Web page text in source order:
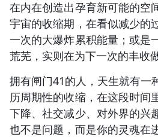
在内在创造出孕育新可能的空
宇宙的收缩期，在看似减少的
一次的大爆炸累积能量；或是
荒芜，实则在为下一次的丰收
拥有闸门41的人，天生就有一
历周期性的收缩，在这段时间
下降、社交减少、对外界的兴
也不是问题，而是你的灵魂在